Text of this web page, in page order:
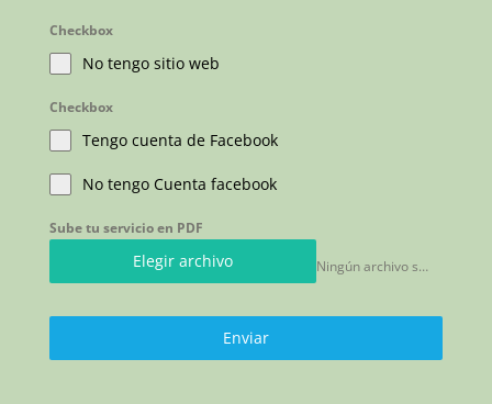
Checkbox
No tengo sitio web
Checkbox
Tengo cuenta de Facebook
No tengo Cuenta facebook
Sube tu servicio en PDF
Elegir archivo Ningún archivo seleccionado
Enviar